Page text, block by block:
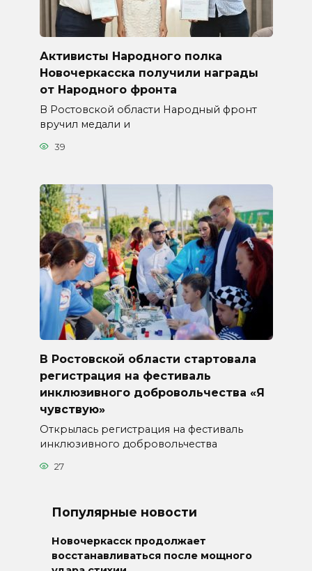
Активисты Народного полка
Новочеркасска получили награды
от Народного фронта
В Ростовской области Народный фронт
вручил медали и
39
В Ростовской области стартовала
регистрация на фестиваль
инклюзивного добровольчества «Я
чувствую»
Открылась регистрация на фестиваль
инклюзивного добровольчества
27
Популярные новости
Новочеркасск продолжает
восстанавливаться после мощного